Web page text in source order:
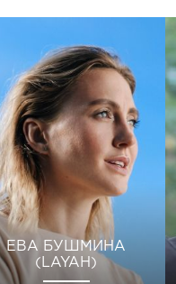
ЕВА БУШМИНА
(LAYAH)